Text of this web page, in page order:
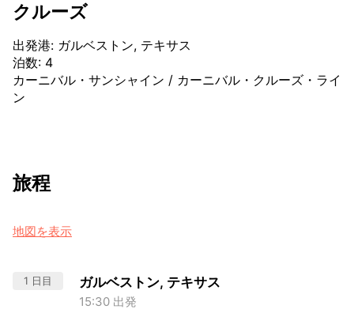
クルーズ
出発港: ガルベストン, テキサス
泊数: 4
カーニバル・サンシャイン / カーニバル・クルーズ・ライ
ン
旅程
地図を表示
1 日目 ガルベストン, テキサス
15:30 出発